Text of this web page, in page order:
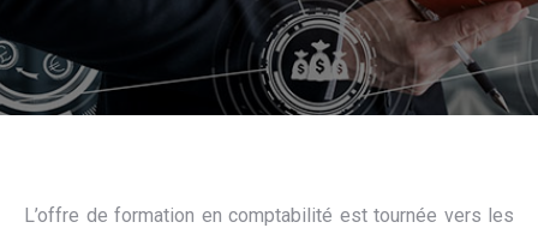
L’offre de formation en comptabilité est tournée vers les